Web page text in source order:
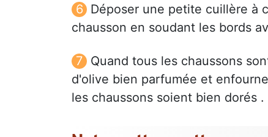
Déposer une petite cuillère à
chausson en soudant les bords
Quand tous les chaussons
d'olive bien parfumée et
les chaussons soient bien dorés .